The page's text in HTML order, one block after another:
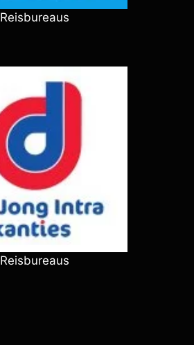
Reisbureaus
Reisbureaus